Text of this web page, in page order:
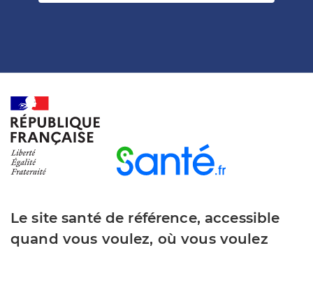
Le site santé de référence, accessible
quand vous voulez, où vous voulez